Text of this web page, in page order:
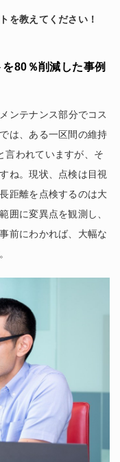
を教えてください！
80％削減した事例
ンテナンス部分でコス
は、ある一区間の維持
言われていますが、そ
ね。現状、点検は目視
距離を点検するのは大
囲に変異点を観測し、
前にわかれば、大幅な